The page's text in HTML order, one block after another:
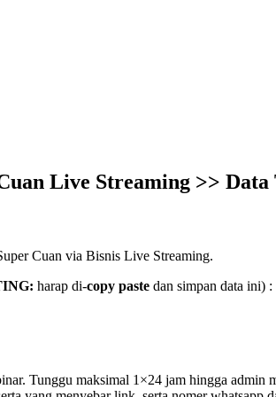
Live Streaming >>
Cuan via Bisnis Live Streaming.
harap di-copy paste dan simpan data ini) :
Tunggu maksimal 1×24 jam hingga admin